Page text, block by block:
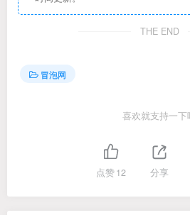
THE END
冒泡网
喜欢就支持一下
点赞12 分享